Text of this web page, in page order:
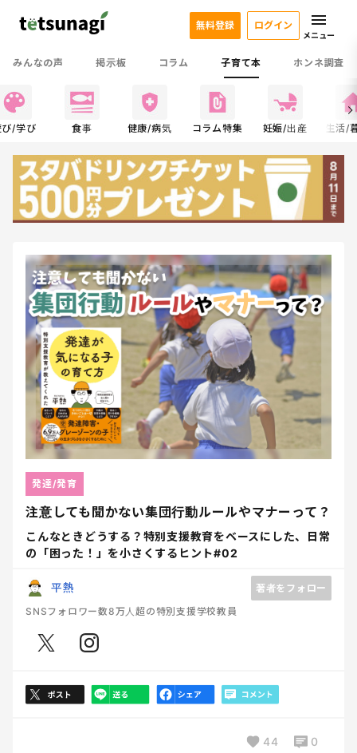
みんなの声 掲示板 コラム 子育て本 ホンネ調査
無料登録 ログイン
メニュー
び/学び 食事 健康/病気 コラム特集 妊娠/出産 生活/
注意しても聞かない集団行動ルールやマナーって？
こんなときどうする？特別支援教育をベースにした、日常
の「困った！」を小さくするヒント#02
発達/発育
平熱
著者をフォロー
SNSフォロワー数8万人超の特別支援学校教員
44 0